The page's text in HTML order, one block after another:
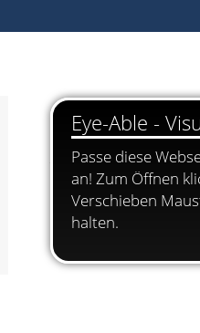
Dokumente
Einladung16.10.19
TOP86
TOP 87